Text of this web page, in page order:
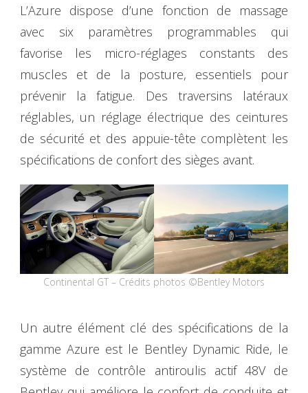
L’Azure dispose d’une fonction de massage
avec six paramètres programmables qui
favorise les micro-réglages constants des
muscles et de la posture, essentiels pour
prévenir la fatigue. Des traversins latéraux
réglables, un réglage électrique des ceintures
de sécurité et des appuie-tête complètent les
spécifications de confort des sièges avant.
Continental GT – Crédits photos ©Bentley Motors
Un autre élément clé des spécifications de la
gamme Azure est le Bentley Dynamic Ride, le
système de contrôle antiroulis actif 48V de